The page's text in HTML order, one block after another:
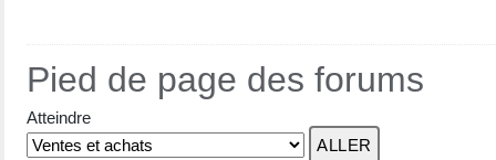
Pied de page des forums
Atteindre